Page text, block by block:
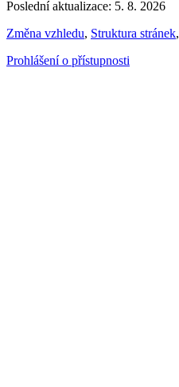
Poslední aktualizace: 5. 8. 2026
Změna vzhledu, Struktura stránek,
Prohlášení o přístupnosti